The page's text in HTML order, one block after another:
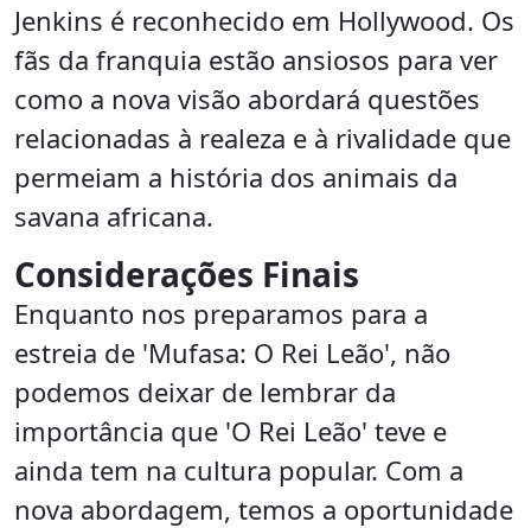
Jenkins é reconhecido em Hollywood. Os
fãs da franquia estão ansiosos para ver
como a nova visão abordará questões
relacionadas à realeza e à rivalidade que
permeiam a história dos animais da
savana africana.
Considerações Finais
Enquanto nos preparamos para a
estreia de 'Mufasa: O Rei Leão', não
podemos deixar de lembrar da
importância que 'O Rei Leão' teve e
ainda tem na cultura popular. Com a
nova abordagem, temos a oportunidade